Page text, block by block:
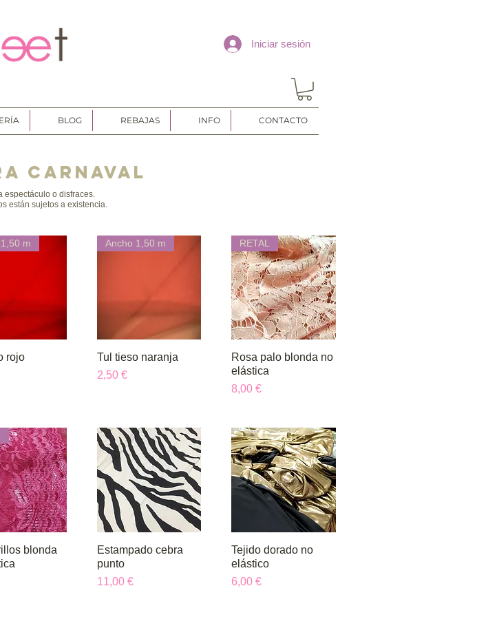
Iniciar sesión
BLOG REBAJAS INFO CONTACTO
CARNAVAL
espectáculo o disfraces.
están sujetos a existencia.
rápida
m
rojo
Vista rápida
Ancho 1,50 m
Tul tieso naranja
Precio
2,50 €
Vista rápida
RETAL
Rosa palo blonda no
elástica
Precio
8,00 €
rápida
blonda
Vista rápida
Estampado cebra
punto
Precio
11,00 €
Vista rápida
Tejido dorado no
elástico
Precio
6,00 €